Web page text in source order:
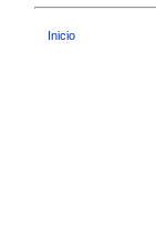
Inicio